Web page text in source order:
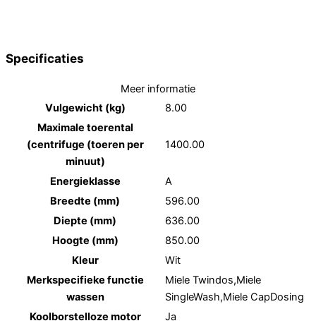
Specificaties
Meer informatie
Vulgewicht (kg)
8.00
Maximale toerental
(centrifuge (toeren per
minuut)
1400.00
Energieklasse
A
Breedte (mm)
596.00
Diepte (mm)
636.00
Hoogte (mm)
850.00
Kleur
Wit
Merkspecifieke functie
wassen
Miele Twindos,Miele
SingleWash,Miele CapDosing
Koolborstelloze motor
Ja